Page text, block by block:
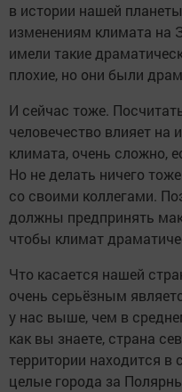
в истории нашей
изменениям климата на
имели такие
плохие, но они были
И сейчас тоже.
человечество влияет на
климата, очень сложно,
Но не делать ничего
со своими коллегами.
должны предпринять
чтобы климат
Что касается нашей
очень серьёзным
у нас выше, чем в
как вы знаете, страна
территории находится в
целые города за